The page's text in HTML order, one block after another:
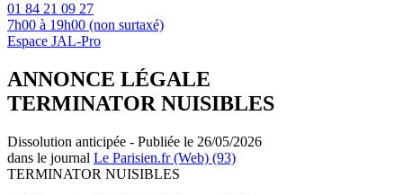
01 84 21 09 27
7h00 à 19h00 (non surtaxé)
Espace JAL-Pro
ANNONCE LÉGALE
TERMINATOR NUISIBLES
Dissolution anticipée - Publiée le 26/05/2026
dans le journal Le Parisien.fr (Web) (93)
TERMINATOR NUISIBLES